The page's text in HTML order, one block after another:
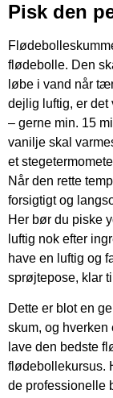
Pisk den
flødebolle. Den
løbe i vand når
dejlig luftig, er
– gerne min. 15
vanilje skal
et
Når den rette
forsigtigt og
Her bør du piske
luftig nok efter
have en luftig og
sprøjtepose, klar
Dette er blot en
skum, og
lave den bedste
flødebollekursus.
de professionelle